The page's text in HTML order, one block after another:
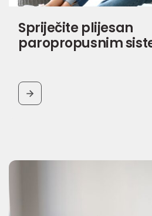
Spriječite plijesan
paropropusnim
BUTTON